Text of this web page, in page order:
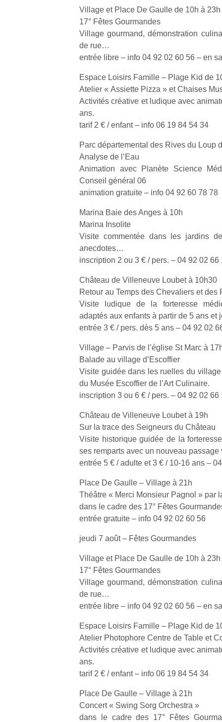
Village et Place De Gaulle de 10h à 23h
17° Fêtes Gourmandes
Village gourmand, démonstration
de rue…
entrée libre – info 04 92 02 60 56 – en
Espace Loisirs Famille – Plage Kid de
Atelier « Assiette Pizza » et Chaises
Activités créative et ludique avec
ans.
tarif 2 € / enfant – info 06 19 84 54 34
Parc départemental des Rives du Loup
Analyse de l’Eau
Animation avec Planète Science
Conseil général 06
animation gratuite – info 04 92 60 78 78
Marina Baie des Anges à 10h
Marina Insolite
Visite commentée dans les jardins
anecdotes…
inscription 2 ou 3 € / pers. – 04 92 02 66
Château de Villeneuve Loubet à 10h30
Retour au Temps des Chevaliers et des
Visite ludique de la forteresse
adaptés aux enfants à partir de 5 ans et
entrée 3 € / pers. dès 5 ans – 04 92 02
Village – Parvis de l’église St Marc à
Balade au village d’Escoffier
Visite guidée dans les ruelles du
du Musée Escoffier de l’Art Culinaire.
inscription 3 ou 6 € / pers. – 04 92 02 66
Château de Villeneuve Loubet à 19h
Sur la trace des Seigneurs du Château
Visite historique guidée de la
ses remparts avec un nouveau passage
entrée 5 € / adulte et 3 € / 10-16 ans –
Place De Gaulle – Village à 21h
Théâtre « Merci Monsieur Pagnol » par
dans le cadre des 17° Fêtes
entrée gratuite – info 04 92 02 60 56
jeudi 7 août – Fêtes Gourmandes
Village et Place De Gaulle de 10h à 23h
17° Fêtes Gourmandes
Village gourmand, démonstration
de rue…
entrée libre – info 04 92 02 60 56 – en
Espace Loisirs Famille – Plage Kid de
Atelier Photophore Centre de Table et
Activités créative et ludique avec
ans.
tarif 2 € / enfant – info 06 19 84 54 34
Place De Gaulle – Village à 21h
Concert « Swing Sorg Orchestra »
dans le cadre des 17° Fêtes